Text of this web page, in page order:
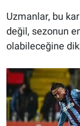
Uzmanlar, bu
değil, sezonun
olabileceğine